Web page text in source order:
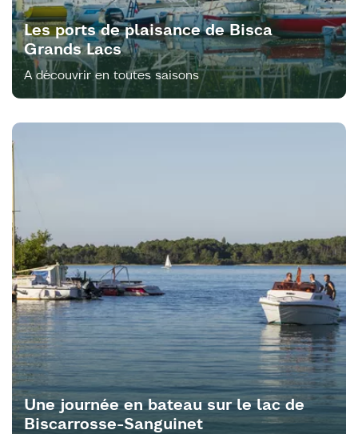
Les ports de plaisance de Bisca
Grands Lacs
A découvrir en toutes saisons
Une journée en bateau sur le lac de
Biscarrosse-Sanguinet